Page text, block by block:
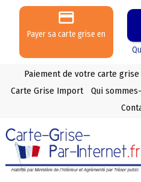
Payer sa carte grise en
Paiement de votre carte
Carte Grise Import
Qui